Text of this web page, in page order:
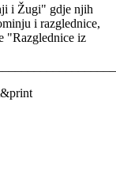
i Žugi" gdje njih
i razglednice,
"Razglednice iz